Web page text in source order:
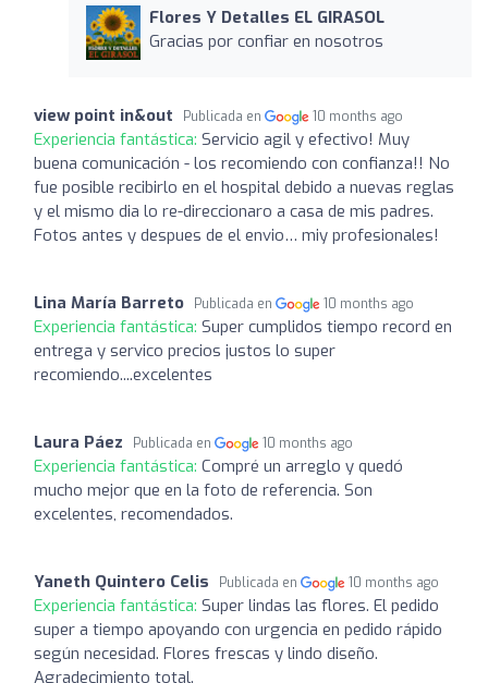
Flores Y Detalles EL GIRASOL
Gracias por confiar en nosotros
view point in&out Publicada en 10 months ago
Experiencia fantástica: Servicio agil y efectivo! Muy
buena comunicación - los recomiendo con confianza!! No
fue posible recibirlo en el hospital debido a nuevas reglas
y el mismo dia lo re-direccionaro a casa de mis padres.
Fotos antes y despues de el envio… miy profesionales!
Lina María Barreto Publicada en 10 months ago
Experiencia fantástica: Super cumplidos tiempo record en
entrega y servico precios justos lo super
recomiendo....excelentes
Laura Páez Publicada en 10 months ago
Experiencia fantástica: Compré un arreglo y quedó
mucho mejor que en la foto de referencia. Son
excelentes, recomendados.
Yaneth Quintero Celis Publicada en 10 months ago
Experiencia fantástica: Super lindas las flores. El pedido
super a tiempo apoyando con urgencia en pedido rápido
según necesidad. Flores frescas y lindo diseño.
Agradecimiento total.